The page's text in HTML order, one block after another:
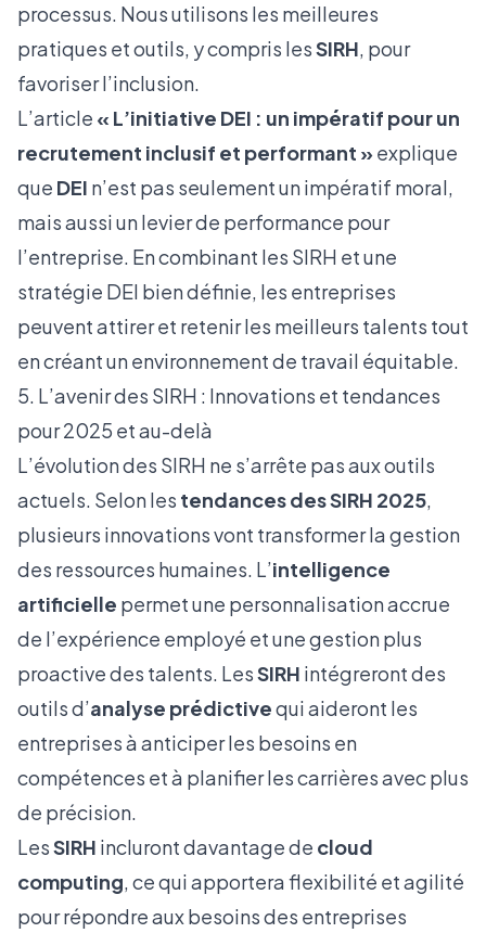
processus. Nous utilisons les meilleures
pratiques et outils, y compris lesSIRH, pour
favoriser l’inclusion.
L’article « L’initiative DEI : un impératif pour un
recrutement inclusif et performant »explique
que DEI n’est pas seulement un impératif moral,
mais aussi un levier de performance pour
l’entreprise. En combinant les SIRH et une
stratégie DEI bien définie, les entreprises
peuvent attirer et retenir les meilleurs talents tout
en créant un environnement de travail équitable.
5. L’avenir des SIRH : Innovations et tendances
pour 2025 et au-delà
L’évolution des SIRH ne s’arrête pas aux outils
actuels. Selon les tendances des SIRH 2025,
plusieurs innovations vont transformer la gestion
des ressources humaines. L’intelligence
artificielle permet une personnalisation accrue
de l’expérience employé et une gestion plus
proactive des talents. LesSIRH intégreront des
outils d’analyse prédictivequi aideront les
entreprises à anticiper les besoins en
compétences et à planifier les carrières avec plus
de précision.
LesSIRH incluront davantage de cloud
computing, ce qui apportera flexibilité et agilité
pour répondre aux besoins des entreprises